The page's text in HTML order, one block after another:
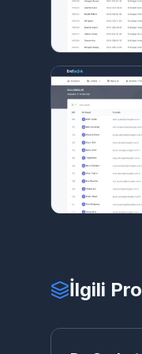
İlgili